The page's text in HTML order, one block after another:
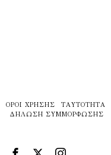
ΌΡΟΙ ΧΡΉΣΗΣ ΤΑΥΤΌΤΗΤΑ
ΔΉΛΩΣΗ ΣΥΜΜΌΡΦΩΣΗΣ